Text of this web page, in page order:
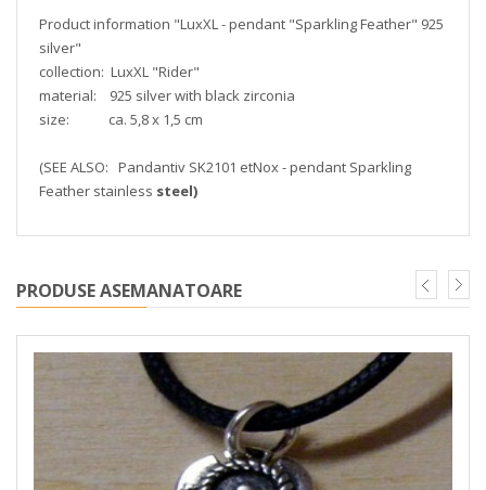
Product information "LuxXL - pendant "Sparkling Feather" 925
silver"
collection: LuxXL "Rider"
material: 925 silver with black zirconia
size: ca. 5,8 x 1,5 cm
(SEE ALSO: Pandantiv SK2101 etNox - pendant Sparkling
Feather stainless steel)
PRODUSE ASEMANATOARE